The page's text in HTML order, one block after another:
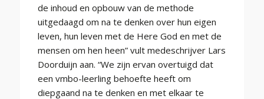
de inhoud en opbouw van de methode
uitgedaagd om na te denken over hun eigen
leven, hun leven met de Here God en met de
mensen om hen heen” vult medeschrijver Lars
Doorduijn aan. “We zijn ervan overtuigd dat
een vmbo-leerling behoefte heeft om
diepgaand na te denken en met elkaar te